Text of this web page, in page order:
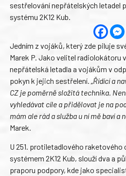
sestřelování nepřátelských letadel
systému 2K12 Kub.
Jedním z vojáků, který zde piluje
Marek P. Jako velitel radiolokátoru
nepřátelská letadla a vojákům v
pokyn k jejich sestřelení. „Řídící a
CZ je poměrně složitá technika.
vyhledávat cíle a přidělovat je na
mám ale rád a služba u ní mě baví a
Marek.
U 251. protiletadlového raketového
systémem 2K12 Kub, slouží dva a
praporu podpory, kde jako